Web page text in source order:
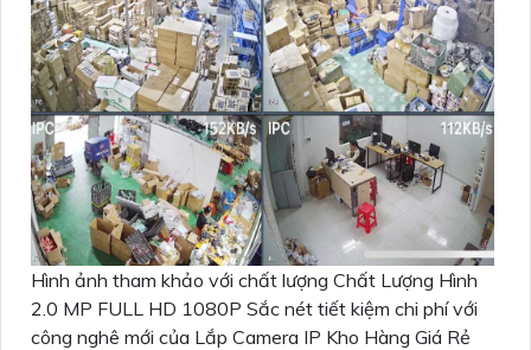
Hình ảnh tham khảo với chất lượng Chất Lượng Hình
2.0 MP FULL HD 1080P Sắc nét tiết kiệm chi phí với
công nghê mới của Lắp Camera IP Kho Hàng Giá Rẻ